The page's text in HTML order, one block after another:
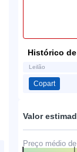
Histórico
Leilão
Copart
Valor
Preço médio